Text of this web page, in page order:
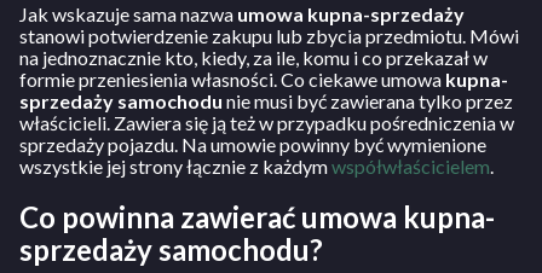
Jak wskazuje sama nazwa umowa kupna-sprzedaży
stanowi potwierdzenie zakupu lub zbycia przedmiotu. Mówi
na jednoznacznie kto, kiedy, za ile, komu i co przekazał w
formie przeniesienia własności. Co ciekawe umowa kupna-
sprzedaży samochodu nie musi być zawierana tylko przez
właścicieli. Zawiera się ją też w przypadku pośredniczenia w
sprzedaży pojazdu. Na umowie powinny być wymienione
wszystkie jej strony łącznie z każdymwspółwłaścicielem
Co powinna zawierać umowa kupna-
sprzedaży samochodu?